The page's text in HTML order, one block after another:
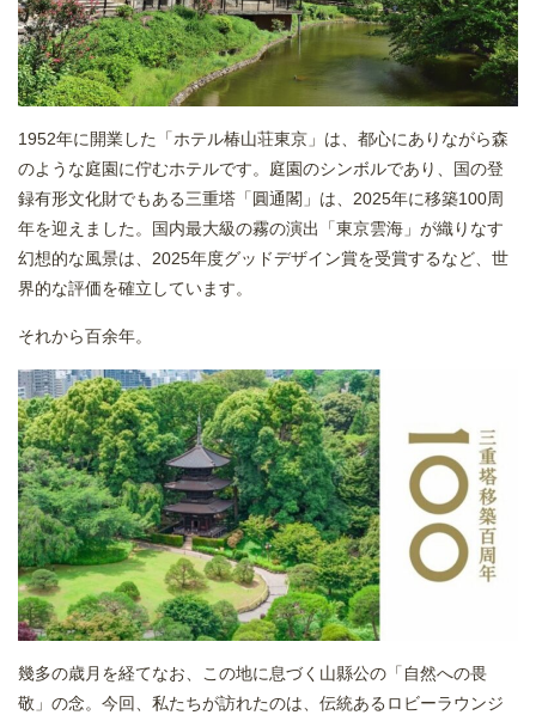
1952年に開業した「ホテル椿山荘東京」は、都心にありながら森
のような庭園に佇むホテルです。庭園のシンボルであり、国の登
録有形文化財でもある三重塔「圓通閣」は、2025年に移築100周
年を迎えました。国内最大級の霧の演出「東京雲海」が織りなす
幻想的な風景は、2025年度グッドデザイン賞を受賞するなど、世
界的な評価を確立しています。
それから百余年。
幾多の歳月を経てなお、この地に息づく山縣公の「自然への畏
敬」の念。今回、私たちが訪れたのは、伝統あるロビーラウンジ